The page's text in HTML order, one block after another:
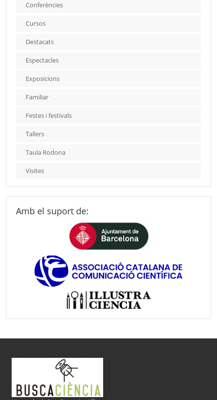
Conferències
Cursos
Destacats
Espectacles
Exposicions
Familiar
Festes i festivals
Tallers
Taula Rodona
Visites
Amb el suport de: